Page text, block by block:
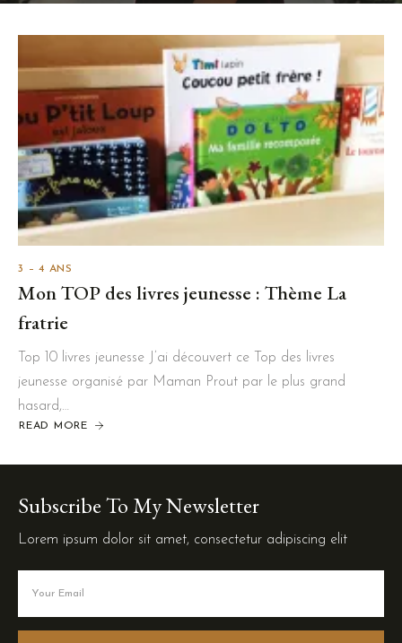
3 – 4 ANS
Mon TOP des livres jeunesse : Thème La
fratrie
Top 10 livres jeunesse J’ai découvert ce Top des livres
jeunesse organisé par Maman Prout par le plus grand
hasard,…
READ MORE
Subscribe To My Newsletter
Lorem ipsum dolor sit amet, consectetur adipiscing elit